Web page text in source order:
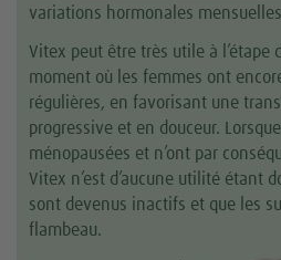
variations hormonales
Vitex peut être très utile à l’étape
moment où les femmes ont
régulières, en favorisant une
progressive et en douceur.
ménopausées et n’ont par
Vitex n’est d’aucune utilité étant
sont devenus inactifs et que les
flambeau.